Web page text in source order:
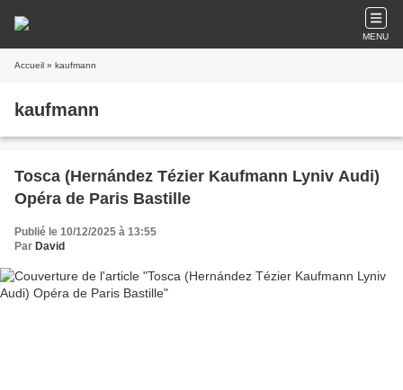
MENU
Accueil » kaufmann
kaufmann
Tosca (Hernández Tézier Kaufmann Lyniv Audi)
Opéra de Paris Bastille
Publié le 10/12/2025 à 13:55
Par David